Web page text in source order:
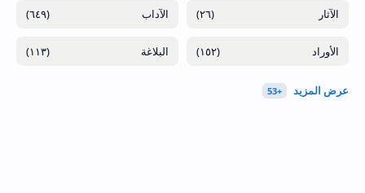
(٢٦) (٦٤٩)
(١٥٢) (١١٣)